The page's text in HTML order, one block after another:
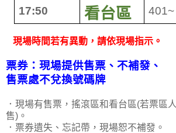
看台區
17:50 401~
現場時間若有異動，請依現場指示。
票券：現場提供售票、不補發、
售票處不兌換號碼牌
．現場有售票，搖滾區和看台區(若票區
售)。
．票券遺失、忘記帶，現場恕不補發。